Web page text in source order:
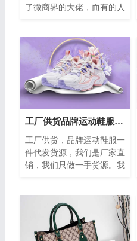
了微商界的大佬，而有的人
有人忧，有...
工厂供货品牌运动鞋服一件代发货源，零风险创业项目
工厂供货，品牌运动鞋服一
件代发货源，我们是厂家直
销，我们只做一手货源。我
们以质量 ...